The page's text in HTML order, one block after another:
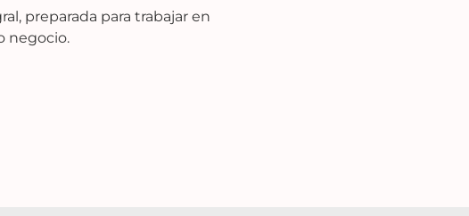
preparada para trabajar en
negocio.